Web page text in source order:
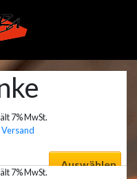
7% MwSt.
Versand
Auswählen
7% MwSt.